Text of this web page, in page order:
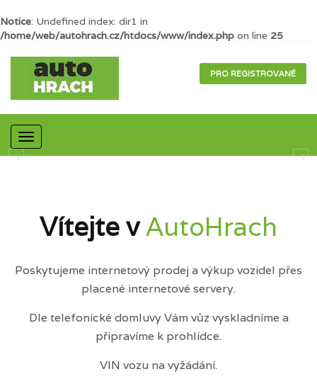
Notice: Undefined index: dir1 in
/home/web/autohrach.cz/htdocs/www/index.php on line 25
PRO REGISTROVANÉ
Mobilní
navigace
Vítejte vAutoHrach
Poskytujeme internetový prodej a výkup vozidel přes
placené internetové servery.
Dle telefonické domluvy Vám vůz vyskladníme a
připravíme k prohlídce.
VIN vozu na vyžádání.